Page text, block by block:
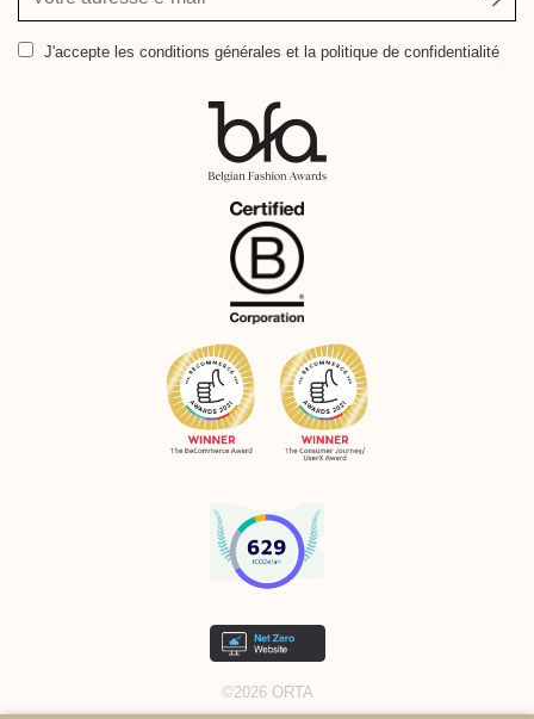
adresse
e- J'accepte les conditions générales et la politique de confidentialité
©2026 ORTA